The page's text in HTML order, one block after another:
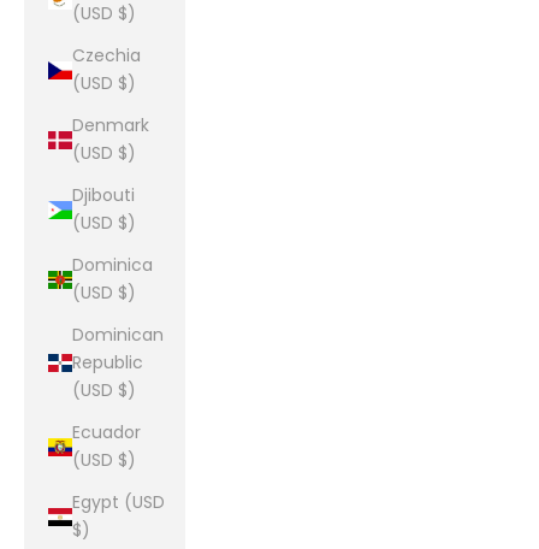
(USD $)
Czechia
(USD $)
Denmark
(USD $)
Djibouti
(USD $)
Dominica
(USD $)
Dominican
Republic
(USD $)
Ecuador
(USD $)
Egypt (USD
$)